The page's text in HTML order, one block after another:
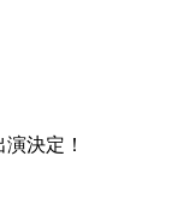
決定！